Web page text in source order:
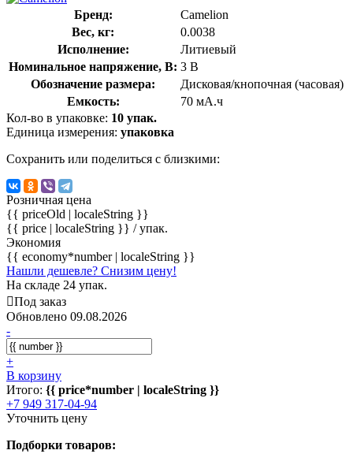
Бренд:
Camelion
Вес, кг:
0.0038
Исполнение:
Литиевый
Номинальное напряжение, В: 3 В
Обозначение размера:
Дисковая/кнопочная (часовая)
Емкость:
70 мА.ч
Кол-во в упаковке: 10 упак.
Единица измерения: упаковка
Сохранить или поделиться с близкими:
Розничная цена
{{ priceOld | localeString }}
{{ price | localeString }} / упак.
Экономия
{{ economy*number | localeString }}
Нашли дешевле? Снизим цену!
На складе 24 упак.
Под заказ
Обновлено 09.08.2026
-
+
В корзину
Итого: {{ price*number | localeString }}
+7 949 317-04-94
Уточнить цену
Подборки товаров: